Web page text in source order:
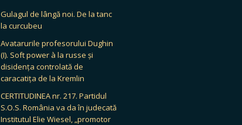
Gulagul de lângă noi. De la tanc
la curcubeu
Avatarurile profesorului Dughin
(I). Soft power à la russe și
disidența controlată de
caracatița de la Kremlin
CERTITUDINEA nr. 217. Partidul
S.O.S. România va da în judecată
Institutul Elie Wiesel, „promotor